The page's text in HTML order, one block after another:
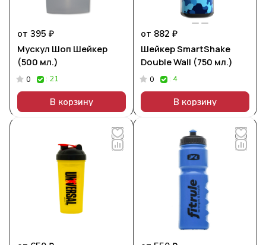
от 395 ₽
Мускул Шоп Шейкер
(500 мл.)
0 : 21
В корзину
от 882 ₽
Шейкер SmartShake
Double Wall (750 мл.)
0 : 4
В корзину